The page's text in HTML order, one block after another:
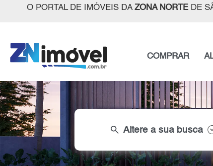
O PORTAL DE IMÓVEIS DA ZONA NORTEDE
COMPRAR
search Altere a sua busca